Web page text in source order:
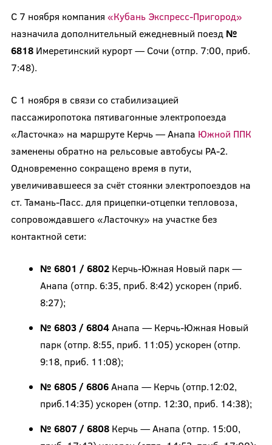
С 7 ноября компания «Кубань Экспресс-Пригород»
назначила дополнительный ежедневный поезд №
6818Имеретинский курорт — Сочи (отпр. 7:00, приб.
7:48).
С 1 ноября в связи со стабилизацией
пассажиропотока пятивагонные электропоезда
«Ласточка» на маршруте Керчь — Анапа Южной ППК
заменены обратно на рельсовые автобусы РА-2.
Одновременно сокращено время в пути,
увеличивавшееся за счёт стоянки электропоездов на
ст. Тамань-Пасс. для прицепки-отцепки тепловоза,
сопровождавшего «Ласточку» на участке без
контактной сети:
№ 6801 / 6802Керчь-Южная Новый парк —
Анапа (отпр. 6:35, приб. 8:42) ускорен (приб.
8:27);
№ 6803 / 6804Анапа — Керчь-Южная Новый
парк (отпр. 8:55, приб. 11:05) ускорен (отпр.
9:18, приб. 11:08);
№ 6805 / 6806Анапа — Керчь (отпр.12:02,
приб.14:35) ускорен (отпр. 12:30, приб. 14:38);
№ 6807 / 6808Керчь — Анапа (отпр. 15:00,